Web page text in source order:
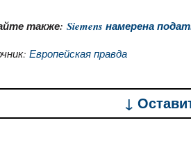
также: Siemens намерена
Европейская правда
↓